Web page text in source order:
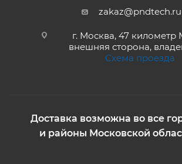
zakaz@pndtech.ru
г. Москва, 47
внешняя сторона,
Схема проезда
Доставка возможна во все
и районы Московской